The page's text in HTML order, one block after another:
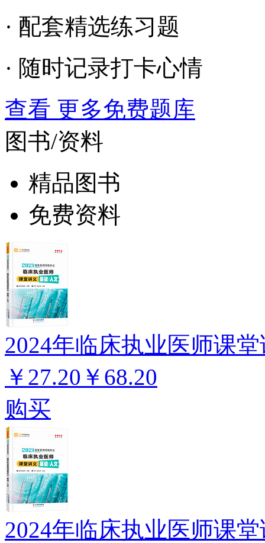
· 配套精选练习题
· 随时记录打卡心情
查看 更多免费题库
图书/资料
精品图书
免费资料
2024年临床执业医师课
￥27.20 ￥68.20
购买
2024年临床执业医师课